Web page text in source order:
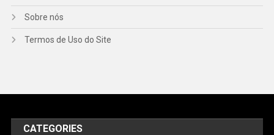
Sobre nós
Termos de Uso do Site
CATEGORIES